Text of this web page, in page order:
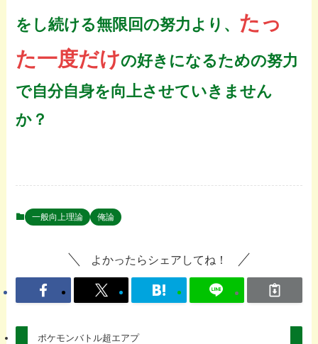
をし続ける無限回の努力より、 たっ
た一度だけの好きになるための努力
で自分自身を向上させていきません
か？
一般向上理論 俺論
よかったらシェアしてね！
ポケモンバトル超エアプ